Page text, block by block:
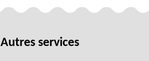
Autres services